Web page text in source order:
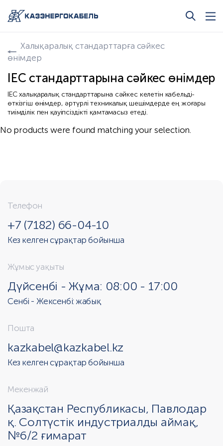
Халықаралық стандарттарға сәйкес
өнімдер
IEC стандарттарына сәйкес өнімдер
IEC халықаралық стандарттарына сәйкес келетін кабельді-
өткізгіш өнімдер, әртүрлі техникалық шешімдерде ең жоғары
тиімділік пен қауіпсіздікті қамтамасыз етеді.
No products were found matching your selection.
Телефон
+7 (7182) 66-04-10
Кез келген сұрақтар бойынша
Жұмыс уақыты
Дүйсенбі - Жұма: 08:00 - 17:00
Сенбі - Жексенбі: жабық
Пошта
kazkabel@kazkabel.kz
Кез келген сұрақтар бойынша
Мекенжай
Қазақстан Республикасы, Павлодар
қ. Солтүстік индустриалды аймақ,
№6/2 ғимарат